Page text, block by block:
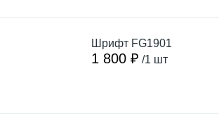
Шрифт FG1901
1 800 ₽ /1 шт